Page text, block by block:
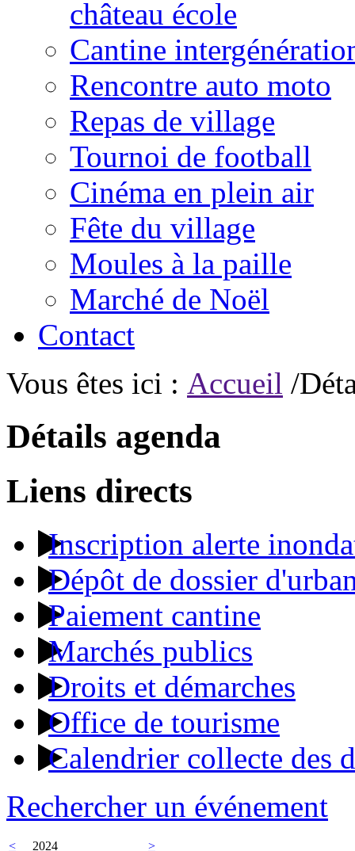
château école
Cantine
Rencontre auto moto
Repas de village
Tournoi de football
Cinéma en plein air
Fête du village
Moules à la paille
Marché de Noël
Contact
Vous êtes ici : Accueil /
Détails agenda
Liens directs
Inscription alerte
Dépôt de dossier
Paiement cantine
Marchés publics
Droits et démarches
Office de tourisme
Calendrier collecte des
Rechercher un événement
< 2024
>